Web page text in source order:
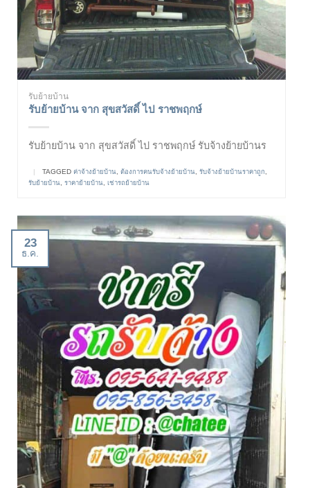
รับย้ายบ้าน
รับย้ายบ้าน จาก สุขสวัสดิ์ ไป ราชพฤกษ์
รับย้ายบ้าน จาก สุขสวัสดิ์ ไป ราชพฤกษ์ รับจ้างย้ายบ้านร
| TAGGED ค่าจ้างย้ายบ้าน ต้องการคนรับจ้างย้ายบ้าน รับจ้างย้ายบ้านราคาถูก
รับย้ายบ้าน ราคาย้ายบ้าน เช่ารถย้ายบ้าน
23
ธ.ค.